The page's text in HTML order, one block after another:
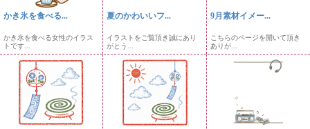
かき氷を食べる...
かき氷を食べる女性のイラス
トです...
夏のかわいいフ...
イラストをご覧頂き誠にあり
がとう...
9月素材イメー...
こちらのページを開いて頂き
ありが...